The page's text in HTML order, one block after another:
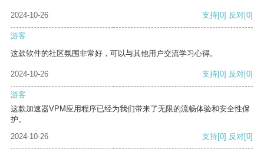
2024-10-26 支持[0] 反对[0]
游客
这款软件的社区氛围非常好，可以与其他用户交流学习心得。
2024-10-26 支持[0] 反对[0]
游客
这款加速器VPM应用程序已经为我们带来了无限的流畅体验和安全性保
护。
2024-10-26
支持[0] 反对[0]